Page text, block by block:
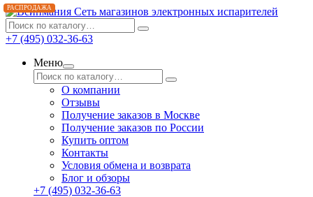
Сеть магазинов электронных испарителей
+7 (495) 032-36-63
Меню
О компании
Отзывы
Получение заказов в Москве
Получение заказов по России
Купить оптом
Контакты
Условия обмена и возврата
Блог и обзоры
+7 (495) 032-36-63
РАСПРОДАЖА